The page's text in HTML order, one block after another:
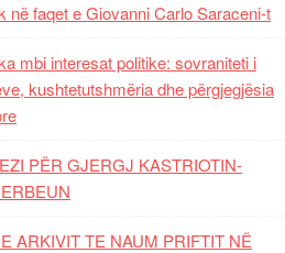
në faqet e Giovanni Carlo Saraceni-t
mbi interesat politike: sovraniteti i
kushtetutshmëria dhe përgjegjësia
PËR GJERGJ KASTRIOTIN-
ARKIVIT TE NAUM PRIFTIT NË